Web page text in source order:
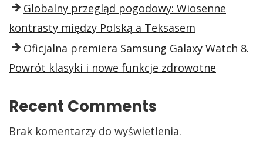
Globalny przegląd pogodowy: Wiosenne
kontrasty między Polską a Teksasem
Oficjalna premiera Samsung Galaxy Watch 8.
Powrót klasyki i nowe funkcje zdrowotne
Recent Comments
Brak komentarzy do wyświetlenia.